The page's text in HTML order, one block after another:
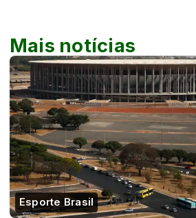
Mais notícias
Esporte Brasil